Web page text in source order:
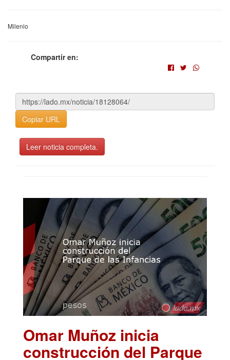
Milenio
Compartir en:
Copiar URL
Leer noticia completa.
Omar Muñoz inicia
construcción del Parque